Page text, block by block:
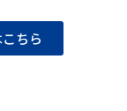
ちら